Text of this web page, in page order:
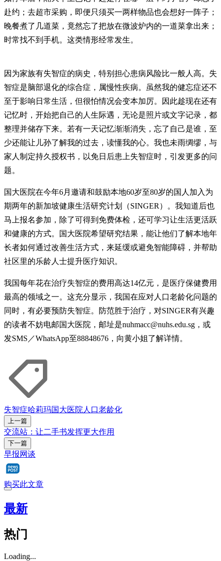
赴约；去超市采购，即便只须买一两样物品也会想好一阵子；
晚餐煮了几道菜，竟然忘了把放在微波炉内的一道菜拿出来；
时常找不到手机。这类情形经常发生。
因为家族有失智症的病史，特别担心患病风险比一般人高。失
智症是脑部退化的综合症，属慢性疾病。虽然我的健忘症还不
至于影响日常生活，但很怕情况会变本加厉。因此趁现在还有
记忆时，开始把自己的人生际遇，无论是照片或文字记录，都
整理并储存下来。若有一天记忆渐渐消失，忘了自己是谁，至
少还能让儿孙了解我的过去，读懂我的心。我也未雨绸缪，与
家人制定持久授权书，以免日后患上失智症时，引发更多的问
题。
国大医院在今年6月邀请和鼓励本地60岁至80岁的国人加入为
期两年的新加坡健康生活研究计划（SINGER）。我知道后也
马上报名参加，除了可得到免费体检，还可学习让生活更活跃
和健康的方式。国大医院希望研究结果，能让他们了解本地年
长者如何通过改善生活方式，来延缓或避免智能障碍，并帮助
社区里的乐龄人士提升医疗知识。
我国每年花在治疗失智症的费用高达14亿元，是医疗保健费用
最高的领域之一。这充分显示，我国在应对人口老龄化问题的
同时，有必要预防失智症。防范胜于治疗，对SINGER有兴趣
的读者不妨电邮国大医院，邮址是nuhmacc@nuhs.edu.sg，或
发SMS／WhatsApp至88848676，向黄小姐了解详情。
失智症哈莉玛国大医院 人口老龄化
上一篇
交流站：让二手书发挥更大作用
下一篇
早报网谈
购买此文章
最新
热门
Loading...